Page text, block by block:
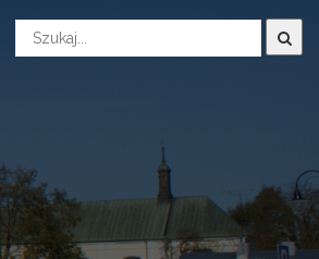
Wyszukaj